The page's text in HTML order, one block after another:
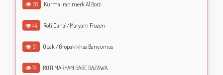
68 Kurma Iran merk Al Borz
44 Roti Canai/Maryam Frozen
61 Opak /Gropak khas Banyumas
74 ROTI MARYAM BABE BAZAWA